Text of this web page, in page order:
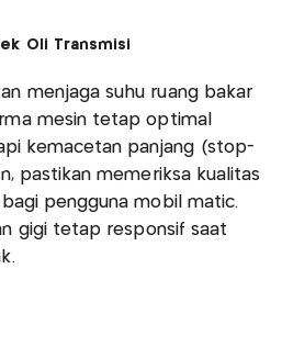
Oli Transmisi
menjaga suhu ruang bakar
mesin tetap optimal
kemacetan panjang (stop-
pastikan memeriksa kualitas
pengguna mobil matic.
gigi tetap responsif saat